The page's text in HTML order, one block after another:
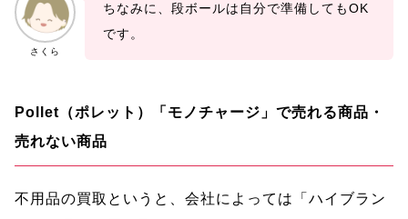
さくら
ちなみに、段ボールは自分で準備してもOK
です。
Pollet（ポレット）「モノチャージ」で売れる商品・
売れない商品
不用品の買取というと、会社によっては「ハイブラン